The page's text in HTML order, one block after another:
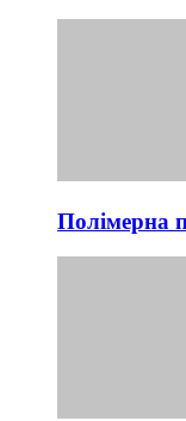
Полімерна